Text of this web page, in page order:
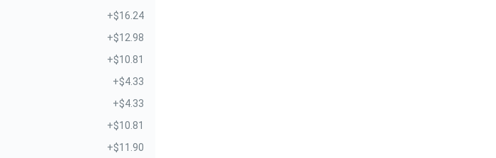
+$16.24
+$12.98
+$10.81
+$4.33
+$4.33
+$10.81
+$11.90